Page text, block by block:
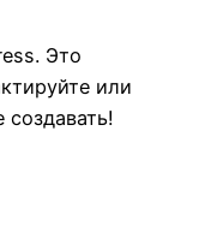
Это
или
создавать!